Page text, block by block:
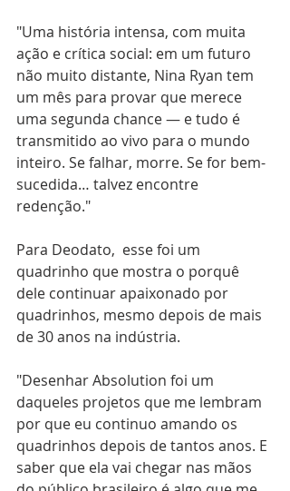
"Uma história intensa, com muita
ação e crítica social: em um futuro
não muito distante, Nina Ryan tem
um mês para provar que merece
uma segunda chance — e tudo é
transmitido ao vivo para o mundo
inteiro. Se falhar, morre. Se for bem-
sucedida… talvez encontre
redenção."
Para Deodato,  esse foi um
quadrinho que mostra o porquê
dele continuar apaixonado por
quadrinhos, mesmo depois de mais
de 30 anos na indústria.
"Desenhar Absolution foi um
daqueles projetos que me lembram
por que eu continuo amando os
quadrinhos depois de tantos anos. E
saber que ela vai chegar nas mãos